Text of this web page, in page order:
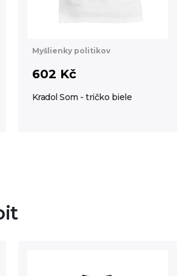
Myšlienky politikov
602 Kč
Kradol Som - tričko biele